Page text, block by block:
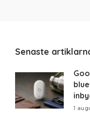
Senaste
1